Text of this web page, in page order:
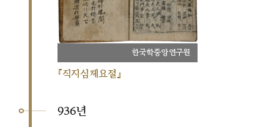
한국학중앙연구원
『직지심체요절』
936년